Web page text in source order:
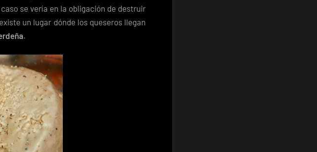
se vería en la obligación de destruir
un lugar dónde los queseros llegan
.